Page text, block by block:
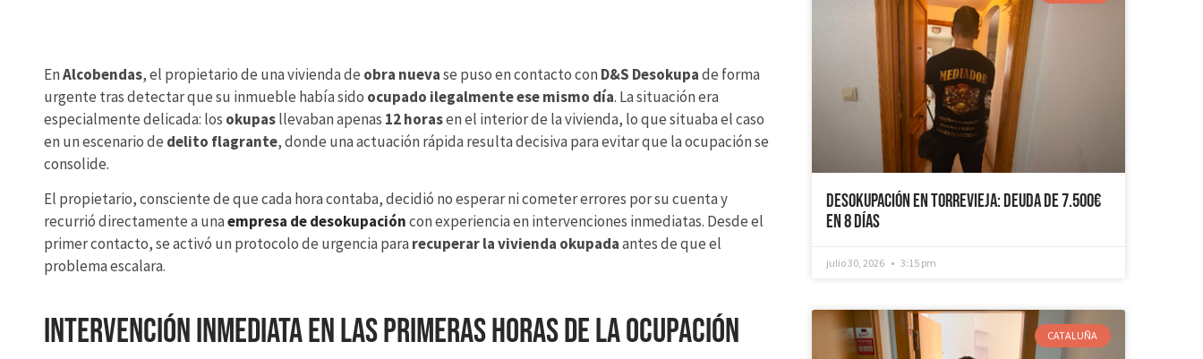
EnAlcobendas, el propietario de una vivienda de obra nuevase puso en contacto con D&S Desokupade forma
urgente tras detectar que su inmueble había sido ocupado ilegalmente ese mismo día. La situación era
especialmente delicada: los okupasllevaban apenas 12 horasen el interior de la vivienda, lo que situaba el caso
en un escenario de delito flagrante, donde una actuación rápida resulta decisiva para evitar que la ocupación se
consolide.
El propietario, consciente de que cada hora contaba, decidió no esperar ni cometer errores por su cuenta y
recurrió directamente a unaempresa de desokupacióncon experiencia en intervenciones inmediatas. Desde el
primer contacto, se activó un protocolo de urgencia para recuperar la vivienda okupadaantes de que el
problema escalara.
Intervención inmediata en las primeras horas de la ocupación
Desokupación en Torrevieja: Deuda de 7.500€
en 8 días
julio 30, 2026 3:15 pm
CATALUÑA